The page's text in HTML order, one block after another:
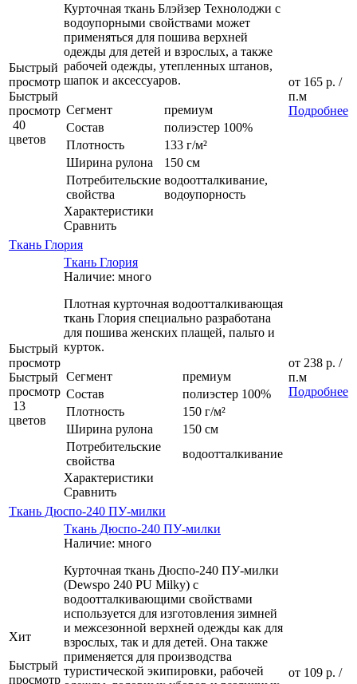
Быстрый
просмотр
Быстрый
просмотр
40
цветов
Курточная ткань Блэйзер Технолоджи с
водоупорными свойствами может
применяться для пошива верхней
одежды для детей и взрослых, а также
рабочей одежды, утепленных штанов,
шапок и аксессуаров.
Сегмент
премиум
Состав
полиэстер 100%
Плотность
133 г/м²
Ширина рулона
150 см
Потребительские
свойства
водоотталкивание,
водоупорность
Характеристики
Сравнить
от 165 р. /
п.м
Подробнее
Ткань Глория
Быстрый
просмотр
Быстрый
просмотр
13
цветов
Ткань Глория
Наличие: много
Плотная курточная водоотталкивающая
ткань Глория специально разработана
для пошива женских плащей, пальто и
курток.
Сегмент
премиум
Состав
полиэстер 100%
Плотность
150 г/м²
Ширина рулона
150 см
Потребительские
свойства
водоотталкивание
Характеристики
Сравнить
от 238 р. /
п.м
Подробнее
Ткань Дюспо-240 ПУ-милки
Хит
Быстрый
просмотр
Ткань Дюспо-240 ПУ-милки
Наличие: много
Курточная ткань Дюспо-240 ПУ-милки
(Dewspo 240 PU Milky) с
водоотталкивающими свойствами
используется для изготовления зимней
и межсезонной верхней одежды как для
взрослых, так и для детей. Она также
применяется для производства
туристической экипировки, рабочей
от 109 р. /